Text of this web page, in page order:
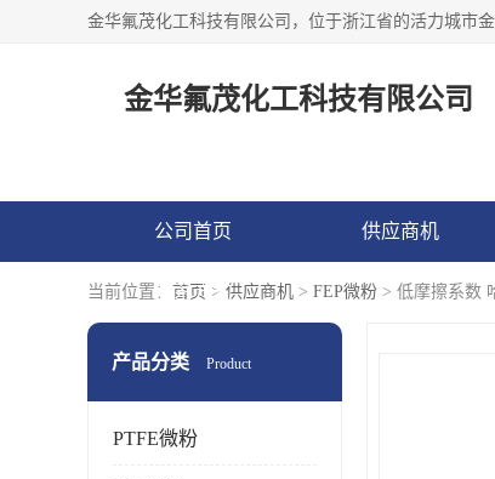
金华氟茂化工科技有限公司
公司首页 供应商机
联系方式
当前位置： 首页 > 供应商机 > FEP微粉 > 低摩擦系数
产品分类 Product
PTFE微粉